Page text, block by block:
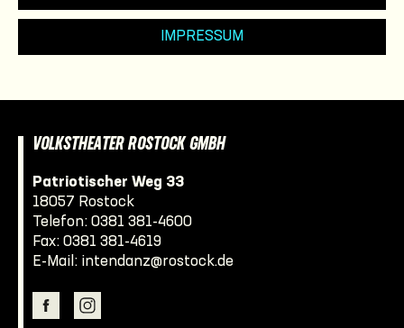
IMPRESSUM
VOLKSTHEATER ROSTOCK GMBH
Patriotischer Weg 33
18057 Rostock
Telefon: 0381 381-4600
Fax: 0381 381-4619
E-Mail: intendanz@rostock.de